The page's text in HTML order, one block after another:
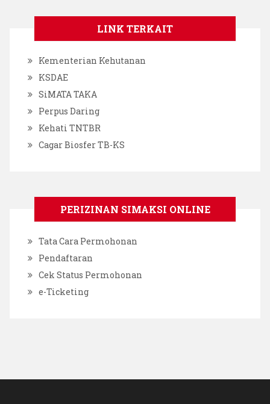
LINK TERKAIT
Kementerian Kehutanan
KSDAE
SiMATA TAKA
Perpus Daring
Kehati TNTBR
Cagar Biosfer TB-KS
PERIZINAN SIMAKSI ONLINE
Tata Cara Permohonan
Pendaftaran
Cek Status Permohonan
e-Ticketing